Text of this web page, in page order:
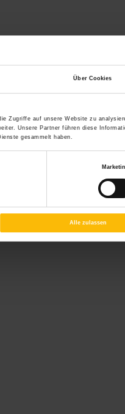
Über Cookies
Zugriffe auf unsere Website zu
Unsere Partner führen diese
gesammelt haben.
Alle zulassen